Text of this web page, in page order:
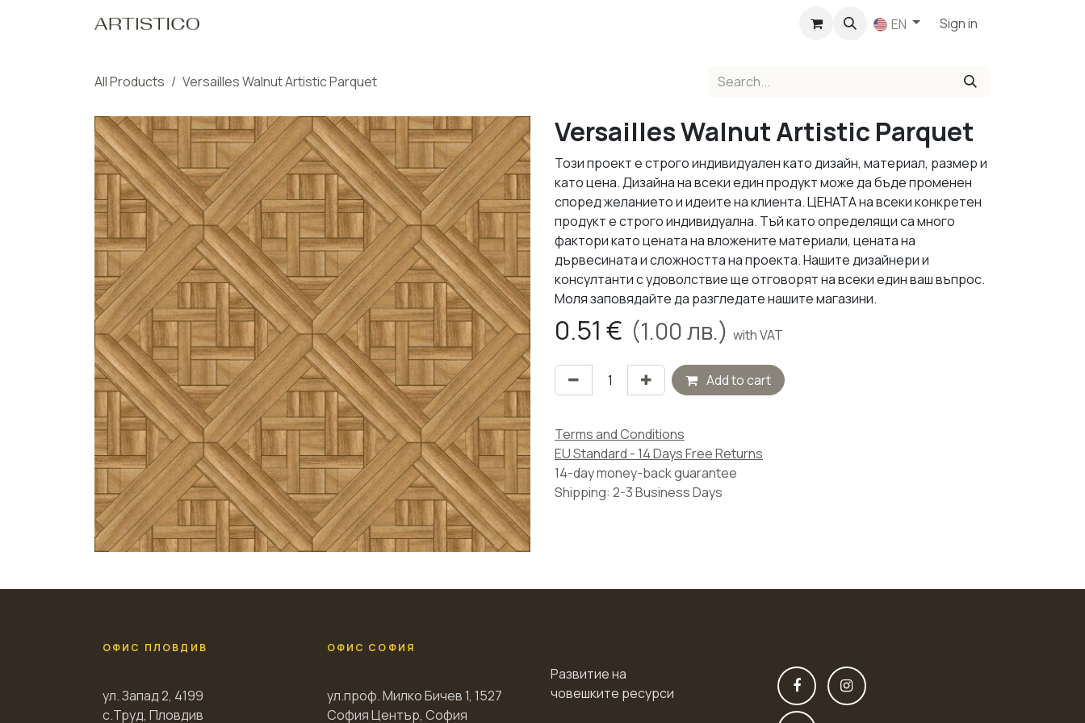
EN Sign in
All Products Versailles Walnut Artistic Parquet
Versailles Walnut Artistic Parquet
Този проект е строго индивидуален като дизайн, материал, размер и
като цена. Дизайна на всеки един продукт може да бъде променен
според желанието и идеите на клиента. ЦЕНАТА на всеки конкретен
продукт е строго индивидуална. Тъй като определящи са много
фактори като цената на вложените материали, цената на
дървесината и сложността на проекта. Нашите дизайнери и
консултанти с удоволствие ще отговорят на всеки един ваш въпрос.
Моля заповядайте да разгледате нашите магазини.
0.51 € (1.00лв.) with VAT
Add to cart
Terms and Conditions
EU Standard - 14 Days Free Returns
14-day money-back guarantee
Shipping: 2-3 Business Days
ОФИС ПЛОВДИВ
ул. Запад 2, 4199
с.Труд, Пловдив
ОФИС СОФИЯ
ул.проф. Милко Бичев 1, 1527
София Център, София
Развитие на
човешките ресурси